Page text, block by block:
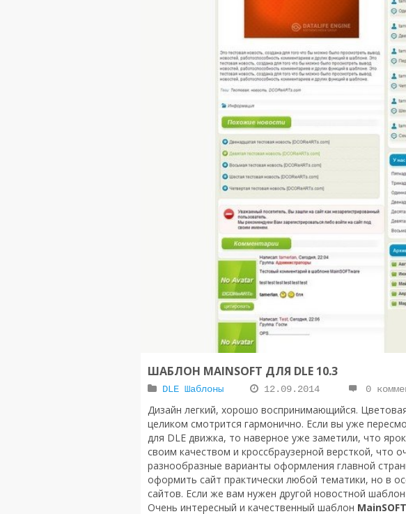
ШАБЛОН MAINSOFT ДЛЯ DLE 10.3
DLE Шаблоны 12.09.2014 0
Дизайн легкий, хорошо воспринимающийся.
целиком смотрится гармонично. Если вы уже
для DLE движка, то наверное уже заметили, что
своим качеством и кроссбраузерной версткой,
разнообразные варианты оформления главной
оформить сайт практически любой тематики, но в
сайтов. Если же вам нужен другой новостной
Очень интересный и качественный шаблон